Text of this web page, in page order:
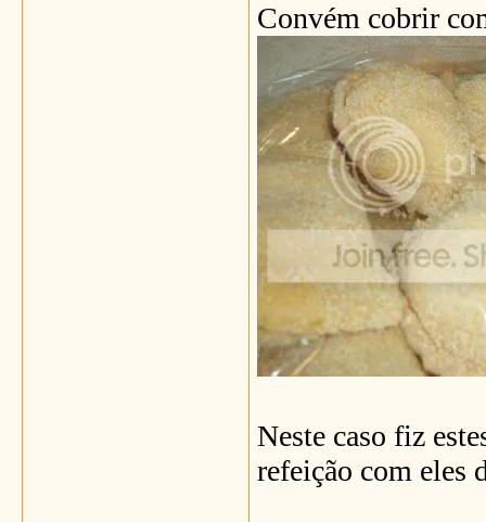
Convém cobrir
Neste caso fiz
refeição com eles